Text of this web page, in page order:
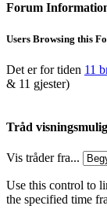
Forum
Users Browsing this
Det er for tiden 11
& 11 gjester)
Tråd
Vis tråder fra...
Use this control to
the specified time